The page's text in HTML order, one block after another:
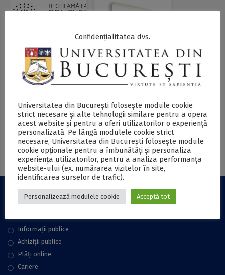
univ. dr. Antoaneta
Salonului
Internațional de
Carte „Bookfest”
parlamentare la
profesorii Bogdan
Murgescu și Andrei
Florin Sora, la
Târgul de Carte
Gaudeamus 2019
Ești #student la UB
talentul muzical
sunt superputerile
tale? Compune
versurile imnului
Universității din
București și poți
câștiga o bursă de
1.200 de lei
Lansarea volumului
about Romania’s
Moment” la
Contemporary
Literature Press
Informații publice
Achiziții publice
Plăţi online
Cariere
Confidențialitatea dvs.
Universitatea din București folosește module cookie
strict necesare și alte tehnologii similare pentru a opera
acest website și pentru a oferi utilizatorilor o experiență
personalizată. Pe lângă modulele cookie strict
necesare, Universitatea din București folosește module
cookie opționale pentru a îmbunătăți și personaliza
experiența utilizatorilor, pentru a analiza performanța
website-ului (ex. numărarea vizitelor în site,
identificarea surselor de trafic).
Personalizează modulele cookie Acceptă tot